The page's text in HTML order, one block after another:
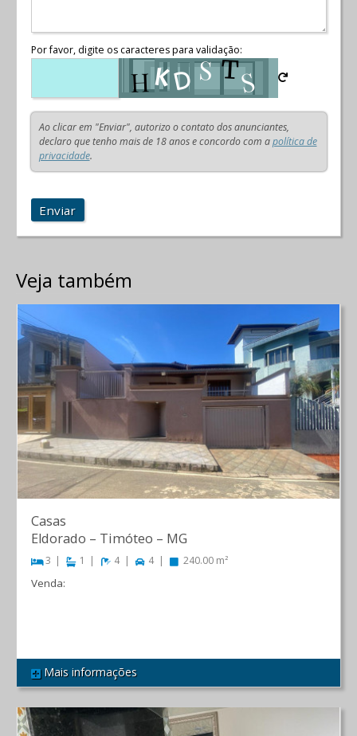
Por favor, digite os caracteres para validação:
Ao clicar em "Enviar", autorizo o contato dos anunciantes,
declaro que tenho mais de 18 anos e concordo com apolítica de
privacidade.
Enviar
Veja também
REF 534
Casas
Eldorado – Timóteo – MG
3 1 4 4 240.00 m²
Venda:
Mais informações